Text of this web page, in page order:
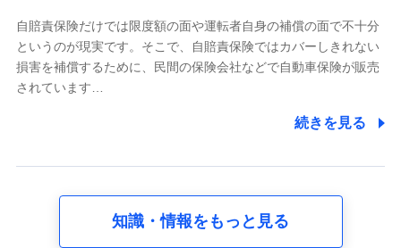
又は株式会社NTTドコモが提供する各種サービスのご契
約状態・ご利用履歴インターネット利用時の行動に関す
る情報、アプリケーション利用時の行動に関する情報、
購入されたサービスや商品の名称・購入場所・決済に関
する情報、アンケートの回答に関する情報などが含まれ
の内容、保険料、保険料のお支払方法、車のメーカーや
走行距離などの情報、建物の構造や築年数などの情報、
自賠責保険だけでは限度額の面や運転者自身の補償の面で不十分
というのが現実です。そこで、自賠責保険ではカバーしきれない
損害を補償するために、民間の保険会社などで自動車保険が販売
されています…
続きを見る
知識・情報をもっと見る